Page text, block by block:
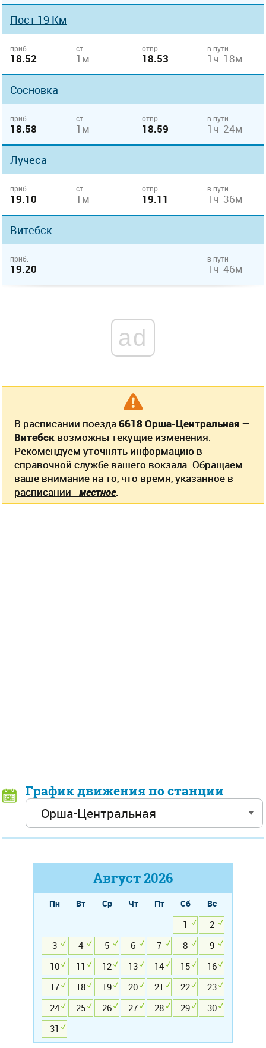
Пост 19 Км
приб.
18.52
ст.
1м
отпр.
18.53
в пути
1ч 18м
Сосновка
приб.
18.58
ст.
1м
отпр.
18.59
в пути
1ч 24м
Лучеса
приб.
19.10
ст.
1м
отпр.
19.11
в пути
1ч 36м
Витебск
приб.
19.20
в пути
1ч 46м
ad
В расписании поезда6618 Орша-Центральная —
Витебск возможны текущие изменения.
Рекомендуем уточнять информацию в
справочной службе вашего вокзала. Обращаем
ваше внимание на то, что время, указанное в
расписании -местное.
График движения по станции
Август2026
Пн Вт Ср Чт Пт Сб
Вс
1
2
3
4 5 6 7 8
9
10
11 12 13 14 15
16
17
18 19 20 21 22
23
24
25 26 27 28 29
30
31